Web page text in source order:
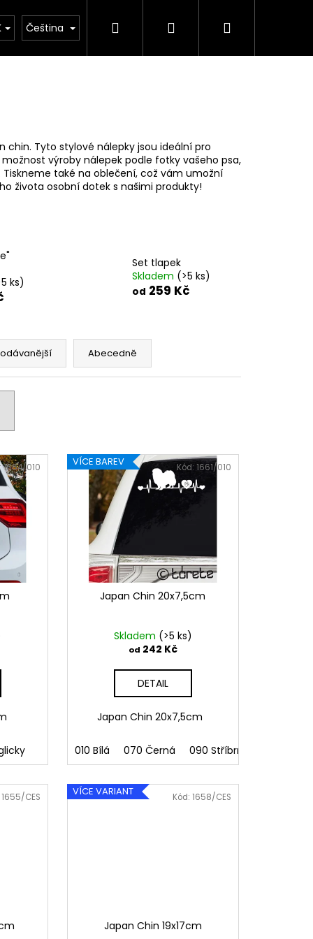
Čeština Hledat PřihlášeníNákupní
Tyto stylové nálepky jsou ideální pro
výroby nálepek podle fotky vašeho psa,
také na oblečení, což vám umožní
života osobní dotek s našimi produkty!
ks)
Set tlapek
Skladem (>5 ks)
od 259 Kč
Abecedně
1664/010 VÍCE BAREV
Japan Chin 20x7,5cm
Skladem (>5 ks)
od 242 Kč
DETAIL
Japan Chin 20x7,5cm
010 Bílá 070 Černá 090 Stříbrná
Kód: 1661/010
1655/CES VÍCE VARIANT
Japan Chin 19x17cm
Kód: 1658/CES